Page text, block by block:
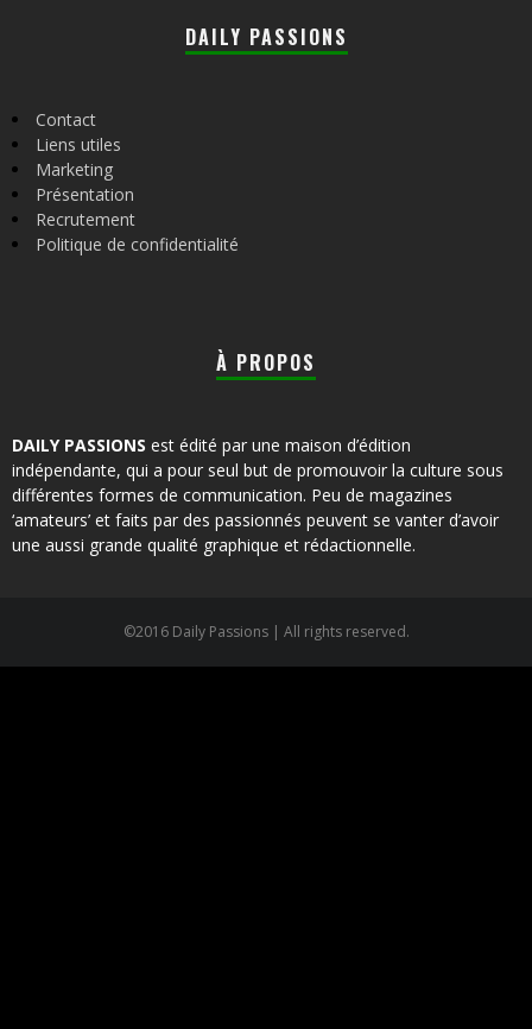
DAILY PASSIONS
Contact
Liens utiles
Marketing
Présentation
Recrutement
Politique de confidentialité
À PROPOS
DAILY PASSIONS est édité par une maison d’édition
indépendante, qui a pour seul but de promouvoir la culture sous
différentes formes de communication. Peu de magazines
‘amateurs’ et faits par des passionnés peuvent se vanter d’avoir
une aussi grande qualité graphique et rédactionnelle.
©2016 Daily Passions | All rights reserved.